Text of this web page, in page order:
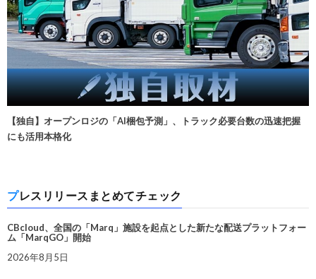
【独自】オープンロジの「AI梱包予測」、トラック必要台数の迅速把握
にも活用本格化
プレスリリースまとめてチェック
CBcloud、全国の「Marq」施設を起点とした新たな配送プラットフォー
ム「MarqGO」開始
2026年8月5日